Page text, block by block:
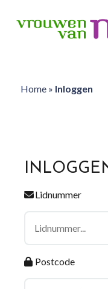
Home» Inloggen
Lidnummer
Postcode